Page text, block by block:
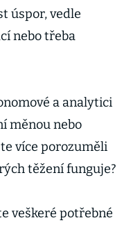
úspor, vedle
nebo třeba
a analytici
měnou nebo
více porozuměli
těžení funguje?
veškeré potřebné